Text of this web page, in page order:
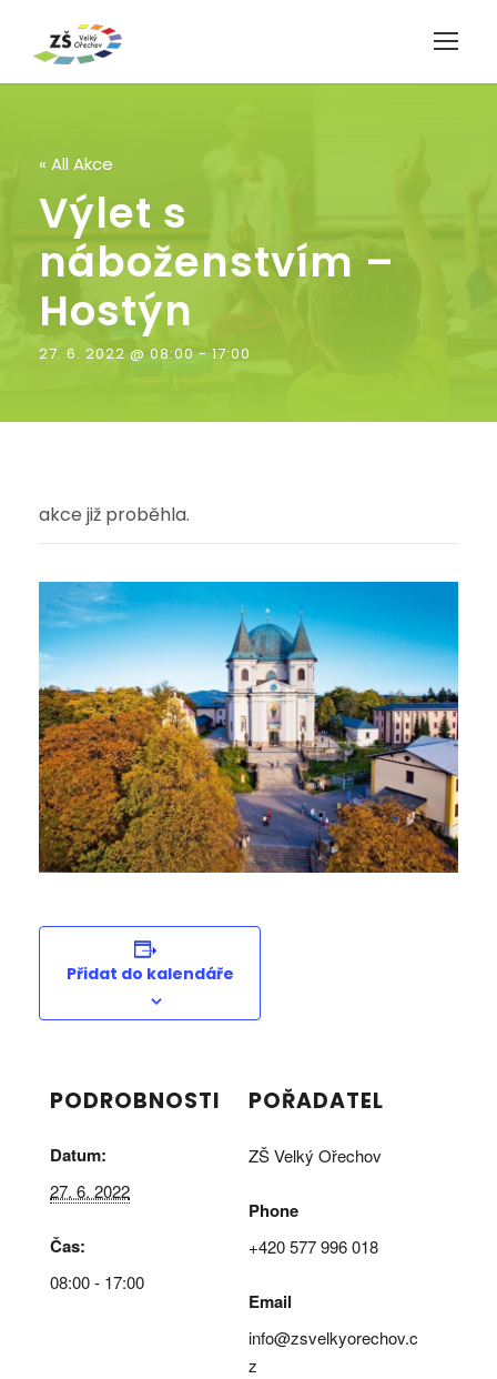
« All Akce
Výlet s
náboženstvím –
Hostýn
27. 6. 2022 @ 08:00 - 17:00
akce již proběhla.
Přidat do kalendáře
PODROBNOSTI
Datum:
27. 6. 2022
Čas:
08:00 - 17:00
POŘADATEL
ZŠ Velký Ořechov
Phone
+420 577 996 018
Email
info@zsvelkyorechov.c
z